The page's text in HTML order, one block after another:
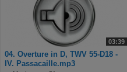
03:39
04. Overture in D, TWV 55-D18 -
IV. Passacaille.mp3